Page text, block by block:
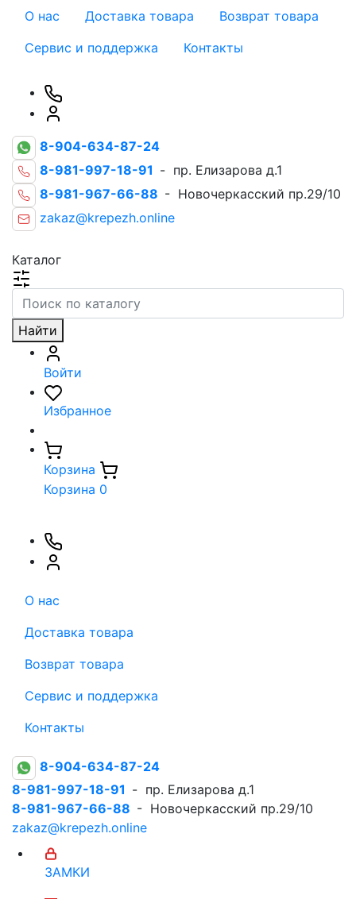
О нас Доставка товара
Возврат товара
Сервис и поддержка
Контакты
8-904-634-87-24
8-981-997-18-91 - пр. Елизарова д.1
8-981-967-66-88 - Новочеркасский пр.29/10
zakaz@krepezh.online
Каталог
Найти
Войти
Избранное
Корзина
Корзина 0
О нас
Доставка товара
Возврат товара
Сервис и поддержка
Контакты
8-904-634-87-24
8-981-997-18-91 - пр. Елизарова д.1
8-981-967-66-88 - Новочеркасский пр.29/10
zakaz@krepezh.online
ЗАМКИ